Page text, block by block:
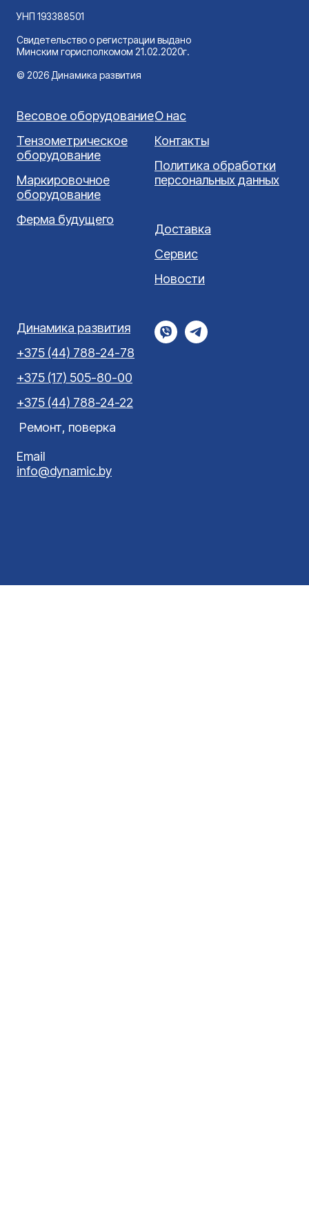
УНП 193388501
Свидетельство о регистрации выдано
Минским горисполкомом 21.02.2020г.
© 2026 Динамика развития
Весовое оборудование
Тензометрическое
оборудование
Маркировочное
оборудование
Ферма будущего
О нас
Контакты
Политика обработки
персональных данных
Доставка
Сервис
Новости
Динамика развития
+375 (44) 788-24-78
+375 (17) 505-80-00
+375 (44) 788-24-22
Ремонт, поверка
Email
info@dynamic.by